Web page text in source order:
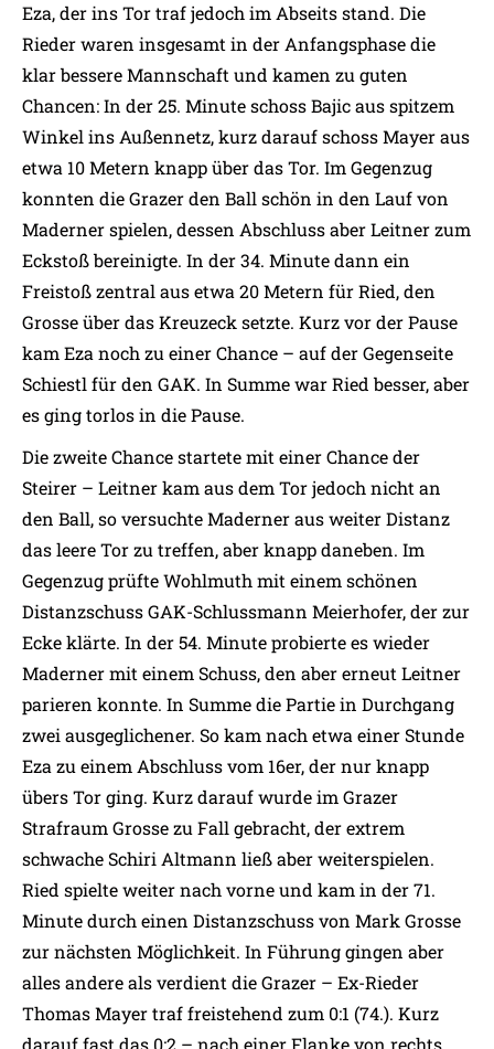
Eza, der ins Tor traf jedoch im Abseits stand. Die
Rieder waren insgesamt in der Anfangsphase die
klar bessere Mannschaft und kamen zu guten
Chancen: In der 25. Minute schoss Bajic aus spitzem
Winkel ins Außennetz, kurz darauf schoss Mayer aus
etwa 10 Metern knapp über das Tor. Im Gegenzug
konnten die Grazer den Ball schön in den Lauf von
Maderner spielen, dessen Abschluss aber Leitner zum
Eckstoß bereinigte. In der 34. Minute dann ein
Freistoß zentral aus etwa 20 Metern für Ried, den
Grosse über das Kreuzeck setzte. Kurz vor der Pause
kam Eza noch zu einer Chance – auf der Gegenseite
Schiestl für den GAK. In Summe war Ried besser, aber
es ging torlos in die Pause.
Die zweite Chance startete mit einer Chance der
Steirer – Leitner kam aus dem Tor jedoch nicht an
den Ball, so versuchte Maderner aus weiter Distanz
das leere Tor zu treffen, aber knapp daneben. Im
Gegenzug prüfte Wohlmuth mit einem schönen
Distanzschuss GAK-Schlussmann Meierhofer, der zur
Ecke klärte. In der 54. Minute probierte es wieder
Maderner mit einem Schuss, den aber erneut Leitner
parieren konnte. In Summe die Partie in Durchgang
zwei ausgeglichener. So kam nach etwa einer Stunde
Eza zu einem Abschluss vom 16er, der nur knapp
übers Tor ging. Kurz darauf wurde im Grazer
Strafraum Grosse zu Fall gebracht, der extrem
schwache Schiri Altmann ließ aber weiterspielen.
Ried spielte weiter nach vorne und kam in der 71.
Minute durch einen Distanzschuss von Mark Grosse
zur nächsten Möglichkeit. In Führung gingen aber
alles andere als verdient die Grazer – Ex-Rieder
Thomas Mayer traf freistehend zum 0:1 (74.). Kurz
darauf fast das 0:2 – nach einer Flanke von rechts